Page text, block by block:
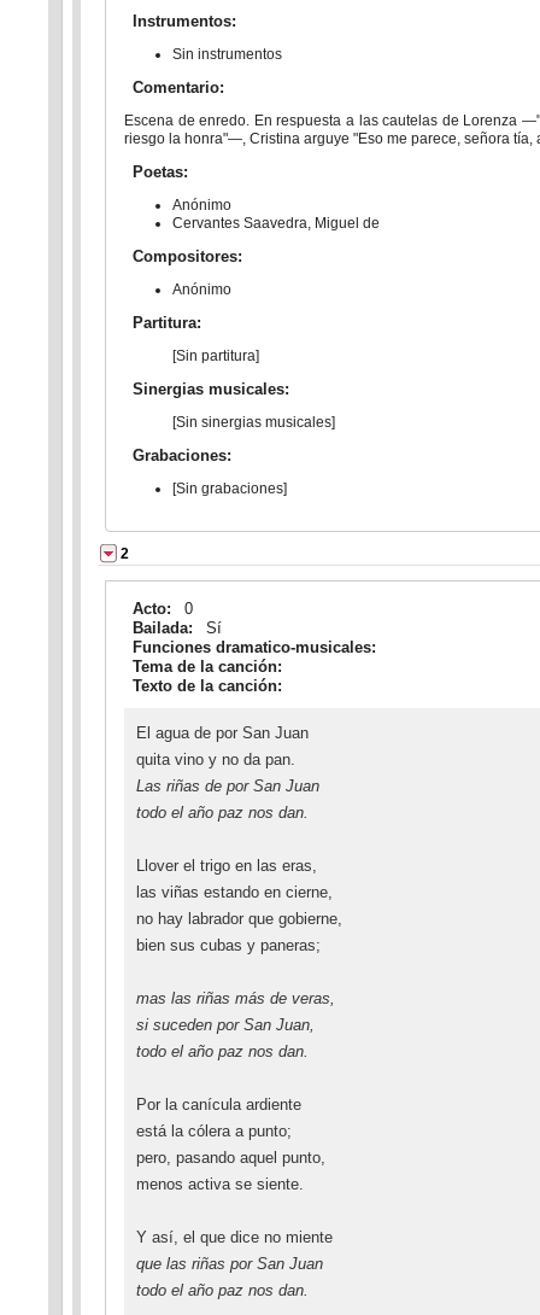
Instrumentos:
Sin instrumentos
Comentario:
Escena de enredo. En respuesta a las cautelas de Lorenza
riesgo la honra"―, Cristina arguye "Eso me parece, señora
Poetas:
Anónimo
Cervantes Saavedra, Miguel de
Compositores:
Anónimo
Partitura:
[Sin partitura]
Sinergias musicales:
[Sin sinergias musicales]
Grabaciones:
[Sin grabaciones]
2
Acto:
0
Bailada:
Sí
Funciones dramatico-musicales:
Tema de la canción:
Texto de la canción:
El agua de por San Juan
quita vino y no da pan.
Las riñas de por San Juan
todo el año paz nos dan.
Llover el trigo en las eras,
las viñas estando en cierne,
no hay labrador que gobierne,
bien sus cubas y paneras;
mas las riñas más de veras,
si suceden por San Juan,
todo el año paz nos dan.
Por la canícula ardiente
está la cólera a punto;
pero, pasando aquel punto,
menos activa se siente.
Y así, el que dice no miente
que las riñas por San Juan
todo el año paz nos dan.